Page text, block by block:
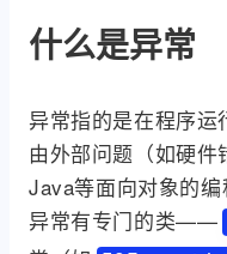
什么是异常
异常指的是在程序运
由外部问题（如硬
Java等面向对象的
异常有专门的类——